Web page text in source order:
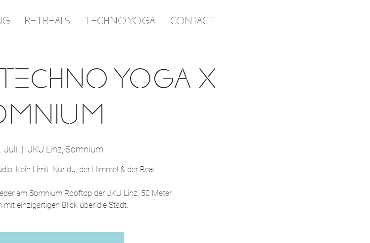
YOGA x
Juli
  |
JKU Linz, Somnium
Kein Limit. Nur du, der Himmel & der Beat.
am Somnium Rooftop der JKU Linz, 50 Meter
mit einzigartigen Blick über die Stadt.
RETREATS TECHNO YOGA CONTACT